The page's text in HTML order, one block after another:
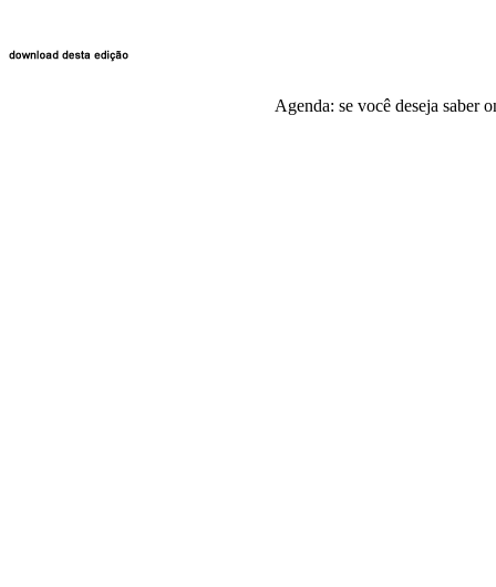
Agenda: se você deseja saber